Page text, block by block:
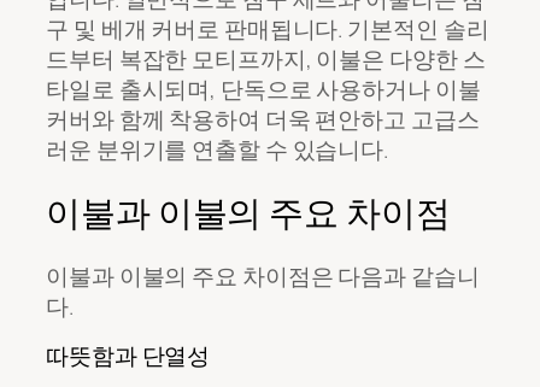
구 및 베개 커버로 판매됩니다. 기본적인 솔리
드부터 복잡한 모티프까지, 이불은 다양한 스
타일로 출시되며, 단독으로 사용하거나 이불
커버와 함께 착용하여 더욱 편안하고 고급스
러운 분위기를 연출할 수 있습니다.
이불과 이불의 주요 차이점
이불과 이불의 주요 차이점은 다음과 같습니
다.
따뜻함과 단열성